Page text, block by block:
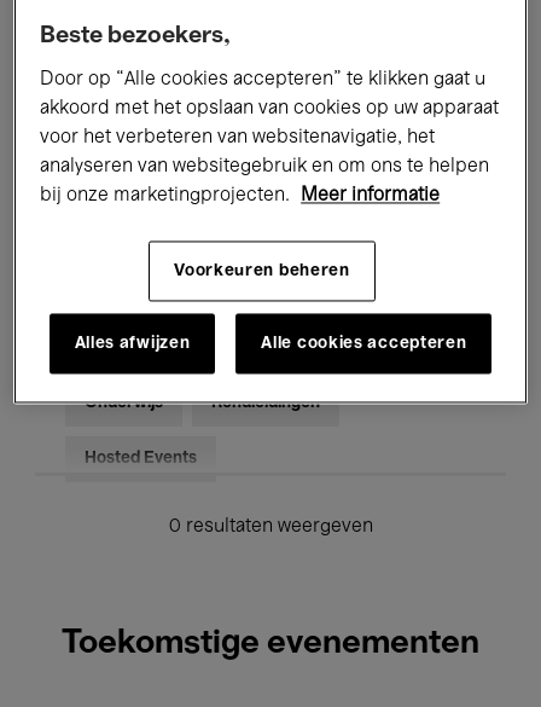
Alle evenementen
Tentoonstellingen Films
Performances Lezingen & Debatten
Jazz Klassieke Muziek Global Music
Voor iedereen Kids’ Palace
Onderwijs Rondleidingen
Hosted Events
0 resultaten weergeven
Toekomstige evenementen
Beste bezoekers,
Door op “Alle cookies accepteren” te klikken gaat u
akkoord met het opslaan van cookies op uw apparaat
voor het verbeteren van websitenavigatie, het
analyseren van websitegebruik en om ons te helpen
bij onze marketingprojecten.
Meer informatie
Voorkeuren beheren
Alles afwijzen Alle cookies accepteren